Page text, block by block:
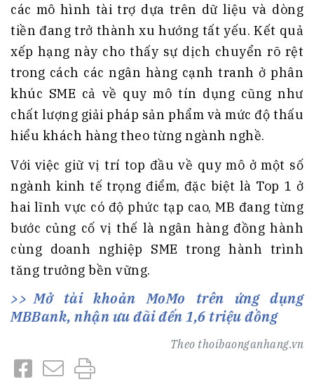
các mô hình tài trợ dựa trên dữ liệu và dòng
tiền đang trở thành xu hướng tất yếu. Kết quả
xếp hạng này cho thấy sự dịch chuyển rõ rệt
trong cách các ngân hàng cạnh tranh ở phân
khúc SME cả về quy mô tín dụng cũng như
chất lượng giải pháp sản phẩm và mức độ thấu
hiểu khách hàng theo từng ngành nghề.
Với việc giữ vị trí top đầu về quy mô ở một số
ngành kinh tế trọng điểm, đặc biệt là Top 1 ở
hai lĩnh vực có độ phức tạp cao, MB đang từng
bước củng cố vị thế là ngân hàng đồng hành
cùng doanh nghiệp SME trong hành trình
tăng trưởng bền vững.
Mở tài khoản MoMo trên ứng dụng
MBBank, nhận ưu đãi đến 1,6 triệu đồng
Theo thoibaonganhang.vn